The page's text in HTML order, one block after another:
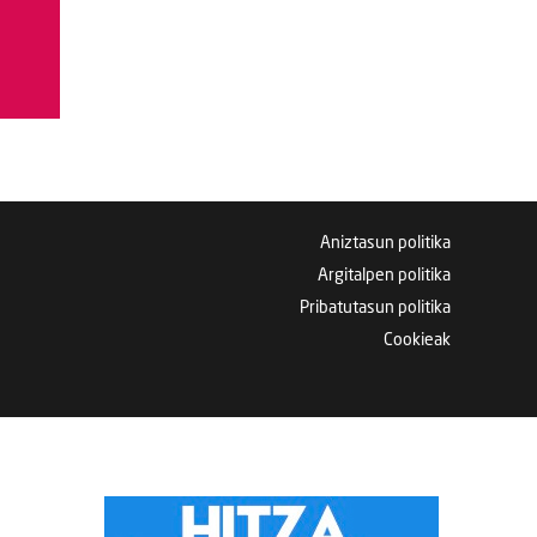
Aniztasun politika
Argitalpen politika
Pribatutasun politika
Cookieak